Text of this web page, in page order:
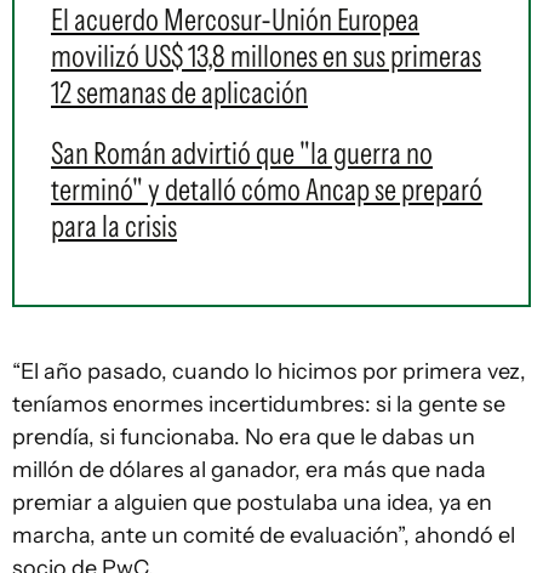
El acuerdo Mercosur-Unión Europea
movilizó US$ 13,8 millones en sus primeras
12 semanas de aplicación
San Román advirtió que "la guerra no
terminó" y detalló cómo Ancap se preparó
para la crisis
“El año pasado, cuando lo hicimos por primera vez,
teníamos enormes incertidumbres: si la gente se
prendía, si funcionaba. No era que le dabas un
millón de dólares al ganador, era más que nada
premiar a alguien que postulaba una idea, ya en
marcha, ante un comité de evaluación”, ahondó el